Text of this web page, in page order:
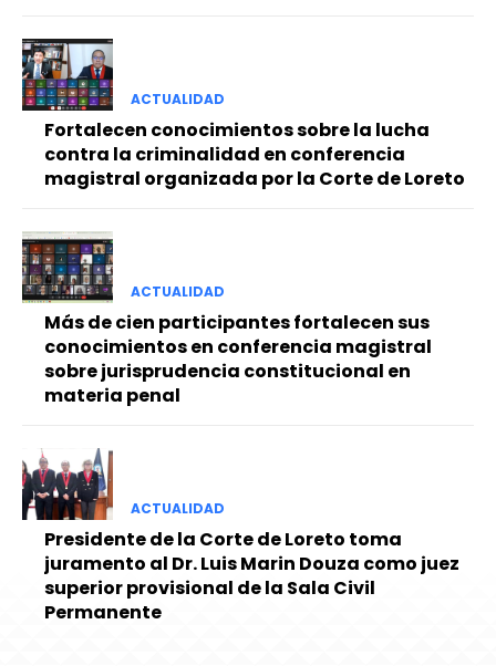
ACTUALIDAD
Fortalecen conocimientos sobre la lucha
contra la criminalidad en conferencia
magistral organizada por la Corte de Loreto
ACTUALIDAD
Más de cien participantes fortalecen sus
conocimientos en conferencia magistral
sobre jurisprudencia constitucional en
materia penal
ACTUALIDAD
Presidente de la Corte de Loreto toma
juramento al Dr. Luis Marin Douza como juez
superior provisional de la Sala Civil
Permanente